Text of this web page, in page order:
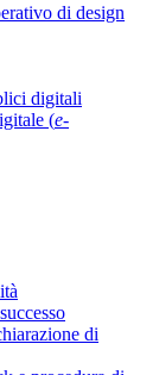
di design
digitali
(e-
di